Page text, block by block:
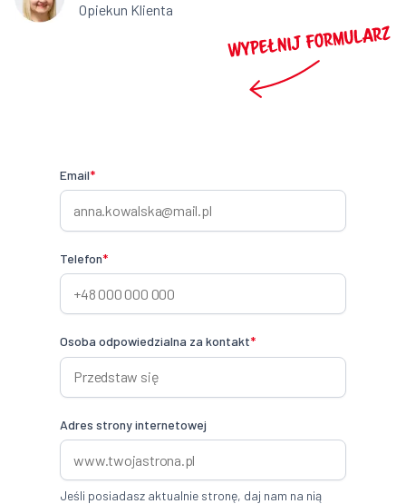
Opiekun Klienta
Email*
Telefon*
Osoba odpowiedzialna za kontakt*
Adres strony internetowej
Jeśli posiadasz aktualnie stronę, daj nam na nią